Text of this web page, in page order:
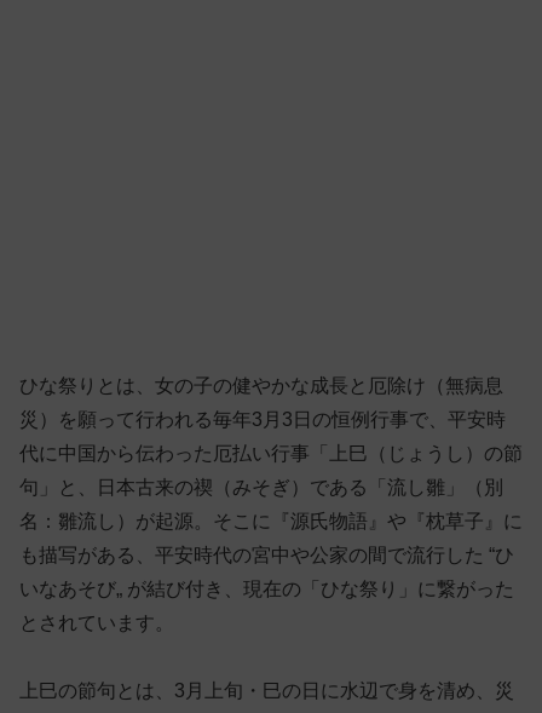
ひな祭りとは、女の子の健やかな成長と厄除け（無病息
災）を願って行われる毎年3月3日の恒例行事で、平安時
代に中国から伝わった厄払い行事「上巳（じょうし）の節
句」と、日本古来の禊（みそぎ）である「流し雛」（別
名：雛流し）が起源。そこに『源氏物語』や『枕草子』に
も描写がある、平安時代の宮中や公家の間で流行した “ひ
いなあそび„ が結び付き、現在の「ひな祭り」に繋がった
とされています。
上巳の節句とは、3月上旬・巳の日に水辺で身を清め、災